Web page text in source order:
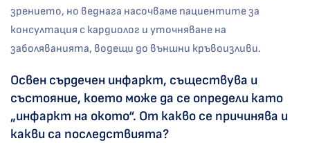
зрението, но веднага насочваме пациентите за
консултация с кардиолог и уточняване на
заболяванията, водещи до външни кръвоизливи.
Освен сърдечен инфаркт, съществува и
състояние, което може да се определи като
„инфаркт на окото“. От какво се причинява и
какви са последствията?